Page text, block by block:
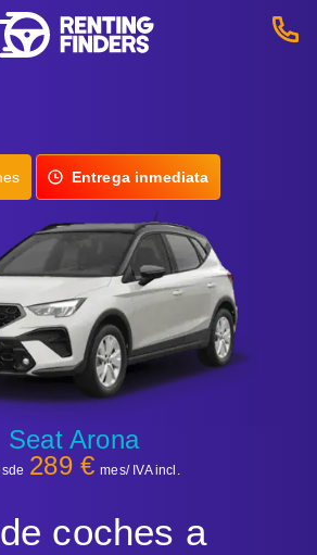
Entrega inmediata
Seat Arona
289 € mes/ IVA incl.
coches a